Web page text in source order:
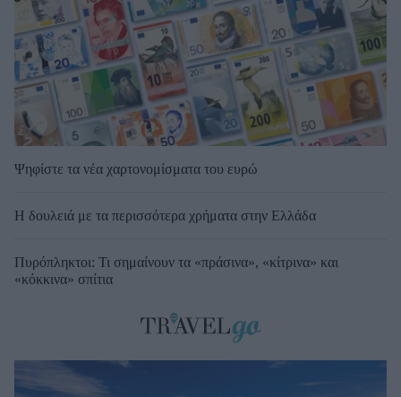
Ψηφίστε τα νέα χαρτονομίσματα του ευρώ
Η δουλειά με τα περισσότερα χρήματα στην Ελλάδα
Πυρόπληκτοι: Τι σημαίνουν τα «πράσινα», «κίτρινα» και
«κόκκινα» σπίτια